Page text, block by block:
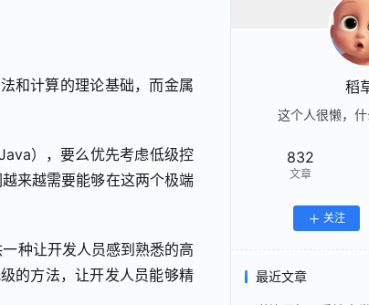
和计算的理论基础，而金属
），要么优先考虑低级控
来越需要能够在这两个极端
种让开发人员感到熟悉的高
的方法，让开发人员能够精
稻
这个人很懒，
832
文章
关注
最近文章